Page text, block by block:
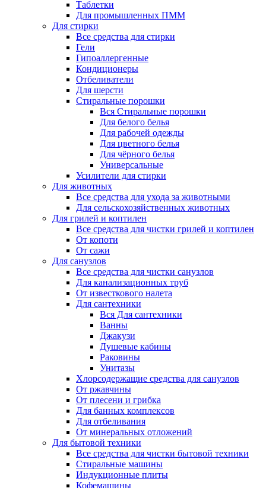
Таблетки
Для промышленных ПММ
Для стирки
Все средства для стирки
Гели
Гипоаллергенные
Кондиционеры
Отбеливатели
Для шерсти
Стиральные порошки
Вся Стиральные порошки
Для белого белья
Для рабочей одежды
Для цветного белья
Для чёрного белья
Универсальные
Усилители для стирки
Для животных
Все средства для ухода за животными
Для сельскохозяйственных животных
Для грилей и коптилен
Все средства для чистки грилей и коптилен
От копоти
От сажи
Для санузлов
Все средства для чистки санузлов
Для канализационных труб
От известкового налета
Для сантехники
Вся Для сантехники
Ванны
Джакузи
Душевые кабины
Раковины
Унитазы
Хлорсодержащие средства для санузлов
От ржавчины
От плесени и грибка
Для банных комплексов
Для отбеливания
От минеральных отложений
Для бытовой техники
Все средства для чистки бытовой техники
Стиральные машины
Индукционные плиты
Кофемашины